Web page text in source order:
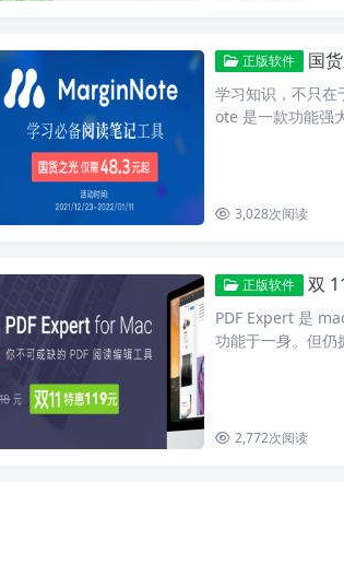
正版软件 国
学习知识，不只
ote 是一款功能强
3,028次阅读
正版软件 双 11
PDF Expert 是
功能于一身。但仍
2,772次阅读